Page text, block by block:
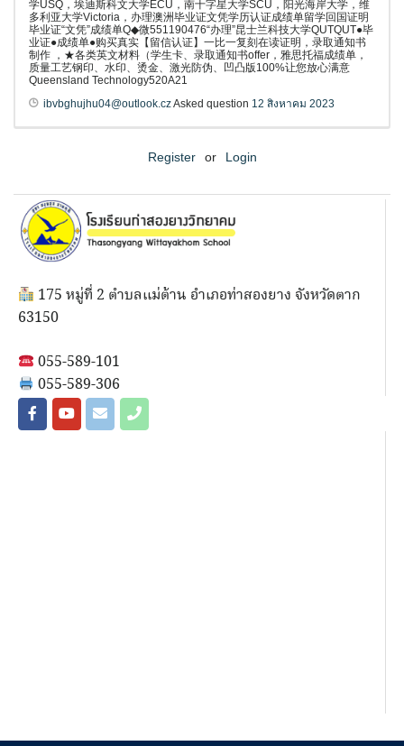
学USQ，埃迪斯科文大学ECU，南十字星大学SCU，阳光海岸大学，维
多利亚大学Victoria，办理澳洲毕业证文凭学历认证成绩单留学回国证明
毕业证“文凭”成绩单Q◆微551190476“办理”昆士兰科技大学QUTQUT●毕
业证●成绩单●购买真实【留信认证】一比一复刻在读证明，录取通知书
制作 ，★各类英文材料（学生卡、录取通知书offer，雅思托福成绩单，
质量工艺钢印、水印、烫金、激光防伪、凹凸版100%让您放心满意
Queensland Technology520A21
ibvbghujhu04@outlook.czAsked question 12 สิงหาคม 2023
Register or Login
175 หมู่ที่ 2 ตำบลแม่ต้าน อำเภอท่าสองยาง จังหวัดตาก
63150
055-589-101
055-589-306